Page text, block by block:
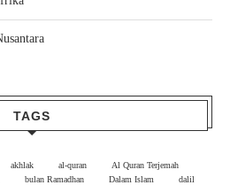
TAGS
akhlak al-quran
Al Quran Terjemah
bulan Ramadhan Dalam Islam
dalil